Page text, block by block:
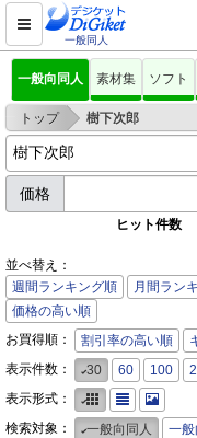
一般同人
一般向同人 素材集 ソフト
トップ > 樹下次郎
価格
ヒット件数
並べ替え：
週間ランキング順
月間ラン
価格の高い順
お買得順：
割引率の高い順
表示件数：
30 60 100
表示形式：
検索対象：
一般向同人
一